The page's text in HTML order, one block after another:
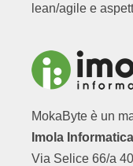
lean/agile e
MokaByte è un
Imola
Via Selice 66/a